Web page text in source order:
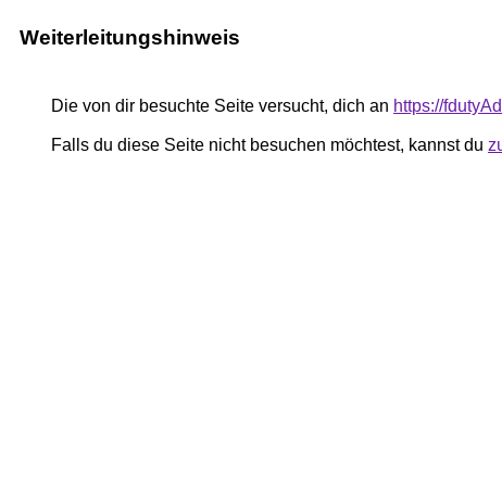
Weiterleitungshinweis
Die von dir besuchte Seite versucht, dich an https://
Falls du diese Seite nicht besuchen möchtest, kannst du